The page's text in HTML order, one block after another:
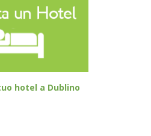
hotel a Dublino